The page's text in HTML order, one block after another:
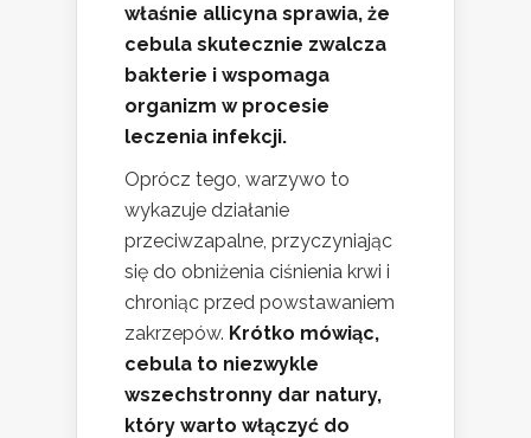
właśnie allicyna sprawia, że
cebula skutecznie zwalcza
bakterie i wspomaga
organizm w procesie
leczenia infekcji.
Oprócz tego, warzywo to
wykazuje działanie
przeciwzapalne, przyczyniając
się do obniżenia ciśnienia krwi i
chroniąc przed powstawaniem
zakrzepów. Krótko mówiąc,
cebula to niezwykle
wszechstronny dar natury,
który warto włączyć do